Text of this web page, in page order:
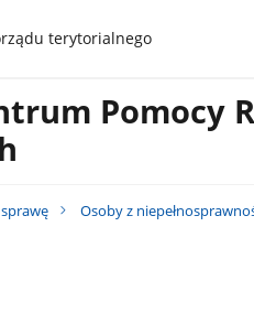
terytorialnego
Pomocy
sprawę Osoby z